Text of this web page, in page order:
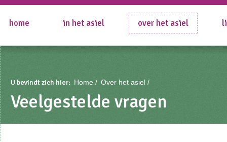
home in het asiel over het asiel
U bevindt zich hier: Home Over het asiel
Veelgestelde vragen